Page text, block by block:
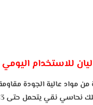
للاستخدام اليومي
مواد عالية الجودة مقاومة